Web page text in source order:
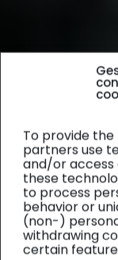
To provide
partners use
and/or access
these
to process
behavior or
(non-)
withdrawing
certain